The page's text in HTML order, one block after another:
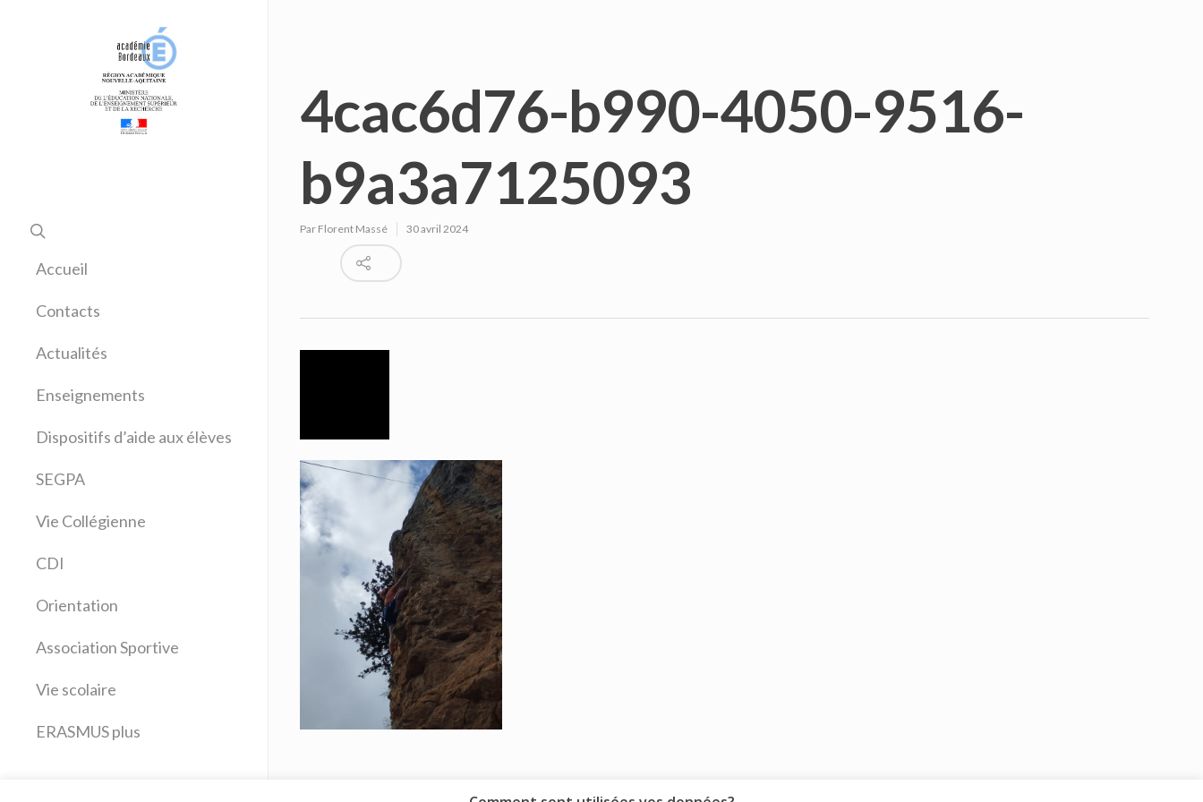
Accueil
Contacts
Actualités
Enseignements
Allemand
Anglais
Arts plastiques
Education musicale
Espagnol
Français
Latin
Sciences physiques
Technologie
Dispositifs d’aide aux élèves
SEGPA
Vie Collégienne
CDI
Orientation
Association Sportive
Vie scolaire
ERASMUS plus
4cac6d76-b990-4050-9516-
b9a3a7125093
Par Florent Massé 30 avril 2024